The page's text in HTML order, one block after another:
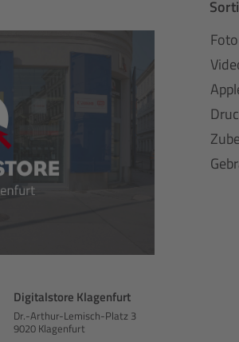
Digitalstore Klagenfurt
Dr.-Arthur-Lemisch-Platz 3
9020 Klagenfurt
Foto